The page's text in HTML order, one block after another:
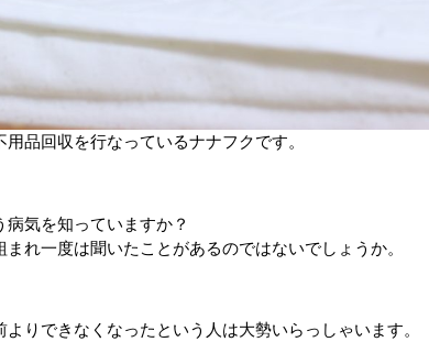
品回収を行なっているナナフクです。
気を知っていますか？
れ一度は聞いたことがあるのではないでしょうか。
りできなくなったという人は大勢いらっしゃいます。